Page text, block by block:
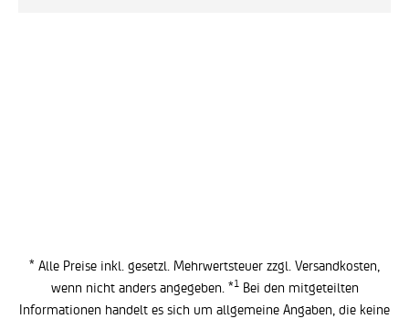
* Alle Preise inkl. gesetzl. Mehrwertsteuer zzgl. Versandkosten
wenn nicht anders angegeben. *1Bei den mitgeteilten
Informationen handelt es sich um allgemeine Angaben, die keine